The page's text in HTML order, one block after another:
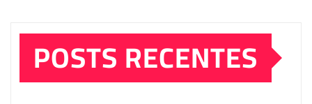
POSTS RECENTES